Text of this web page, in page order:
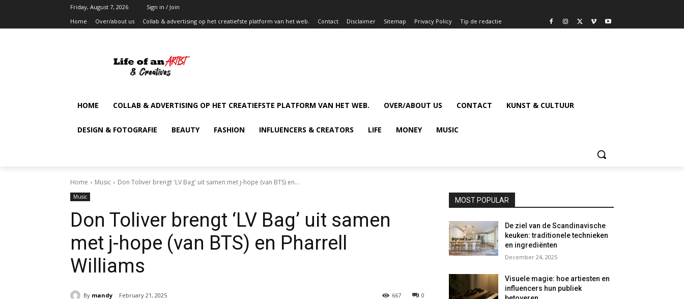
Friday, August 7, 2026
Sign in / Join
Home
Over/about us Collab & advertising op het creatiefste platform van het web. Contact Disclaimer Sitemap Privacy Policy Tip de redactie
HOME COLLAB & ADVERTISING OP HET CREATIEFSTE PLATFORM VAN HET WEB. OVER/ABOUT US CONTACT KUNST & CULTUUR
DESIGN & FOTOGRAFIE BEAUTY FASHION INFLUENCERS & CREATORS LIFE MONEY MUSIC
Home Music Don Toliver brengt 'LV Bag' uit samen met j-hope (van BTS) en...
Music
Don Toliver brengt ‘LV Bag’ uit samen
met j-hope (van BTS) en Pharrell
Williams
By mandy February 21, 2025 0
667
MOST POPULAR
De ziel van de Scandinavische
keuken: traditionele technieken
en ingrediënten
December 24, 2025
Visuele magie: hoe artiesten en
influencers hun publiek